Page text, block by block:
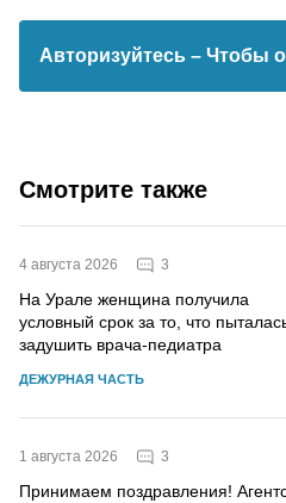
Авторизуйтесь – Чтобы
Смотрите также
4 августа 2026 3
На Урале женщина получила
условный срок за то, что
задушить врача-педиатра
ДЕЖУРНАЯ ЧАСТЬ
1 августа 2026 3
Принимаем поздравления!